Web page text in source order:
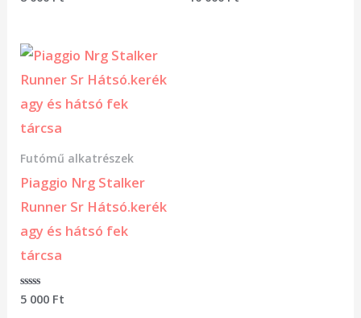
Futómű alkatrészek
Piaggio Nrg Stalker
Runner Sr Hátsó.kerék
agy és hátsó fek
tárcsa
Értékelés:
5 000 Ft